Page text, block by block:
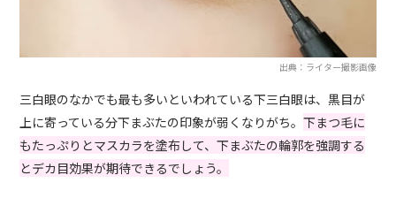
出典：ライター撮影画像
三白眼のなかでも最も多いといわれている下三白眼は、黒目が
上に寄っている分下まぶたの印象が弱くなりがち。下まつ毛に
もたっぷりとマスカラを塗布して、下まぶたの輪郭を強調する
とデカ目効果が期待できるでしょう。